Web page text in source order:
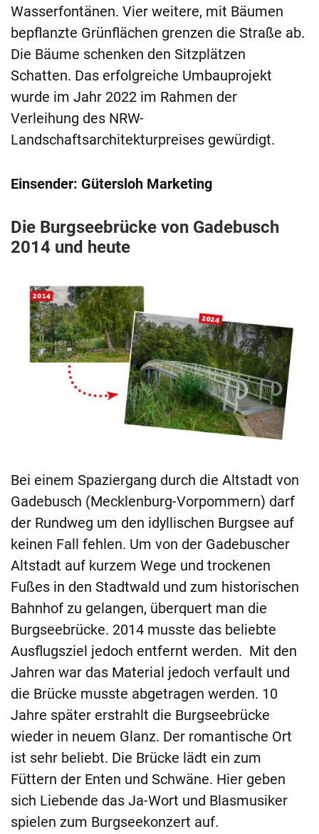
Wasserfontänen. Vier weitere, mit Bäumen
bepflanzte Grünflächen grenzen die Straße ab.
Die Bäume schenken den Sitzplätzen
Schatten. Das erfolgreiche Umbauprojekt
wurde im Jahr 2022 im Rahmen der
Verleihung des NRW-
Landschaftsarchitekturpreises gewürdigt.
Einsender: Gütersloh Marketing
Die Burgseebrücke von Gadebusch
2014 und heute
Bei einem Spaziergang durch die Altstadt von
Gadebusch (Mecklenburg-Vorpommern) darf
der Rundweg um den idyllischen Burgsee auf
keinen Fall fehlen. Um von der Gadebuscher
Altstadt auf kurzem Wege und trockenen
Fußes in den Stadtwald und zum historischen
Bahnhof zu gelangen, überquert man die
Burgseebrücke. 2014 musste das beliebte
Ausflugsziel jedoch entfernt werden. Mit den
Jahren war das Material jedoch verfault und
die Brücke musste abgetragen werden. 10
Jahre später erstrahlt die Burgseebrücke
wieder in neuem Glanz. Der romantische Ort
ist sehr beliebt. Die Brücke lädt ein zum
Füttern der Enten und Schwäne. Hier geben
sich Liebende das Ja-Wort und Blasmusiker
spielen zum Burgseekonzert auf.